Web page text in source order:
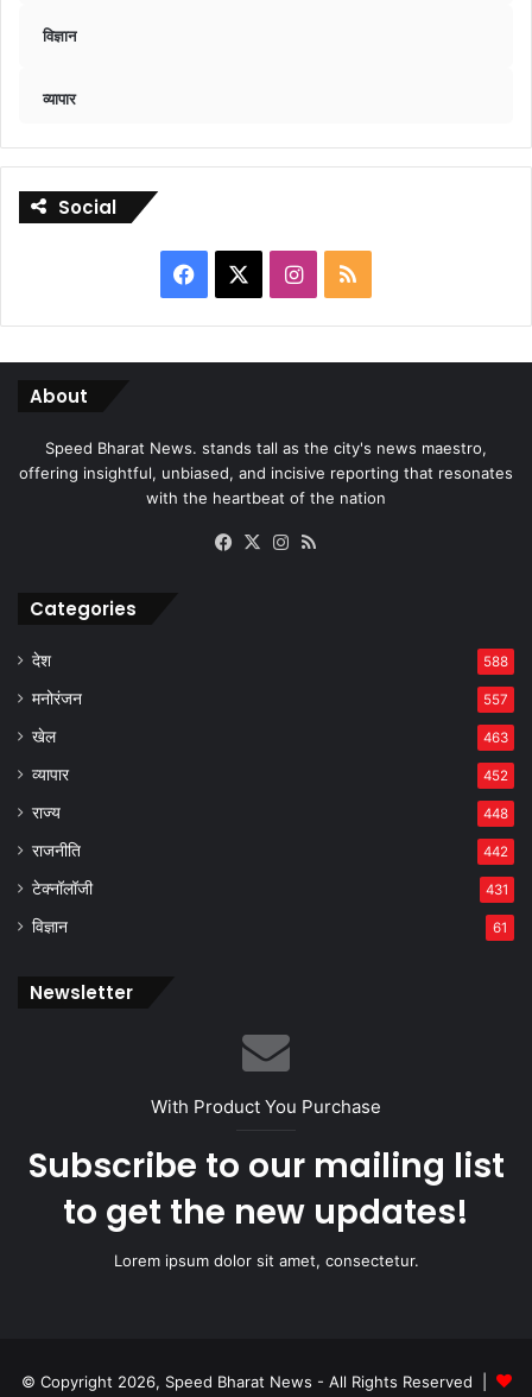
विज्ञान
व्यापार
Social
Facebook Instagram
RSS
About
Speed Bharat News. stands tall as the city's news maestro,
offering insightful, unbiased, and incisive reporting that resonates
with the heartbeat of the nation
Facebook
X Instagram
Categories
देश 588
मनोरंजन 557
खेल 463
व्यापार 452
राज्य 448
राजनीति 442
टेक्नॉलॉजी 431
विज्ञान 61
Newsletter
With Product You Purchase
Subscribe to our mailing list
to get the new updates!
Lorem ipsum dolor sit amet, consectetur.
© Copyright 2026, Speed Bharat News - All Rights Reserved |